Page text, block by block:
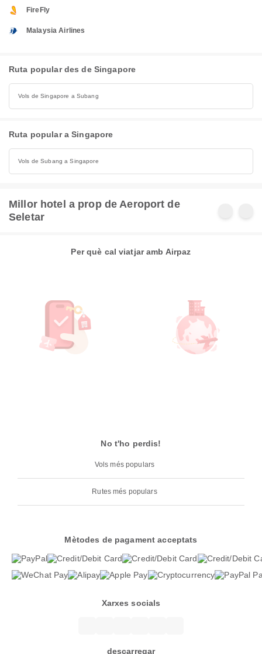
FireFly
Malaysia Airlines
Ruta popular des de Singapore
Vols de Singapore a Subang
Ruta popular a Singapore
Vols de Subang a Singapore
Millor hotel a prop de Aeroport de
Seletar
Per què cal viatjar amb Airpaz
No t'ho perdis!
Vols més populars
Rutes més populars
Mètodes de pagament acceptats
Xarxes socials
descarregar